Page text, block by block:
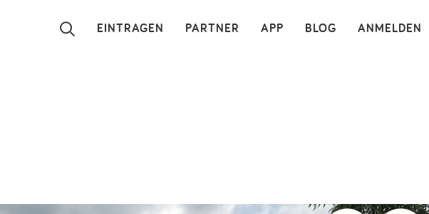
ANMELDEN
BLOG
APP
PARTNER
EINTRAGEN ×